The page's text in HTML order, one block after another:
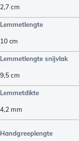
2,7 cm
Lemmetlengte
10cm
Lemmetlengte snijvlak
9,5cm
Lemmetdikte
4,2 mm
Handgreeplengte